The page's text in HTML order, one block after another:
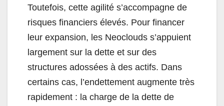
Toutefois, cette agilité s’accompagne de
risques financiers élevés. Pour financer
leur expansion, les Neoclouds s’appuient
largement sur la dette et sur des
structures adossées à des actifs. Dans
certains cas, l’endettement augmente très
rapidement : la charge de la dette de